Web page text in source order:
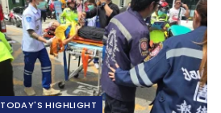
TODAY'S HIGHLIGHT